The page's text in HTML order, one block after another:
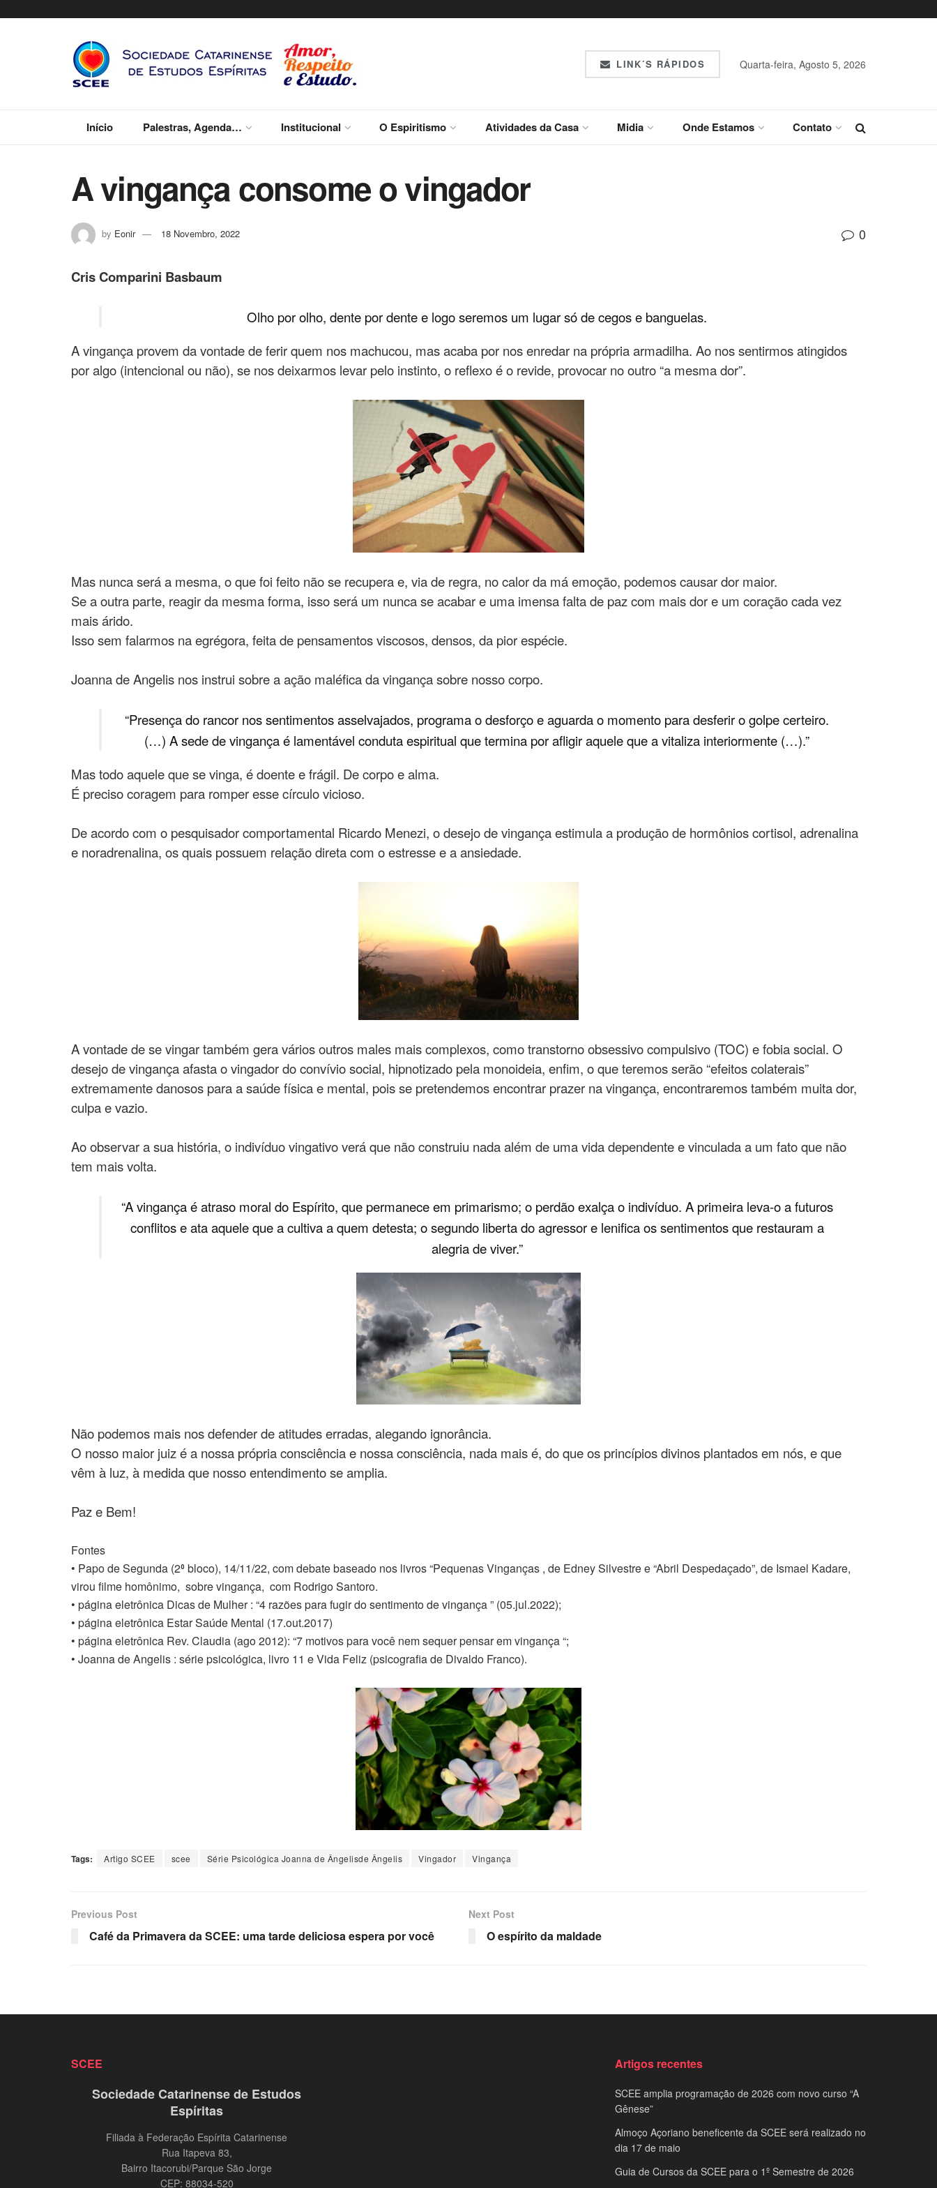
LINK´S RÁPIDOS Quarta-feira, Agosto 5, 2026
Início Palestras, Agenda… Institucional O Espiritismo Atividades da Casa Midia Onde Estamos Contato
A vingança consome o vingador
by Eonir 18 Novembro, 2022 0
Cris Comparini Basbaum
Olho por olho, dente por dente e logo seremos um lugar só de cegos e banguelas.
A vingança provem da vontade de ferir quem nos machucou, mas acaba por nos enredar na própria armadilha. Ao nos sentirmos atingidos
por algo (intencional ou não), se nos deixarmos levar pelo instinto, o reflexo é o revide, provocar no outro “a mesma dor”.
Mas nunca será a mesma, o que foi feito não se recupera e, via de regra, no calor da má emoção, podemos causar dor maior.
Se a outra parte, reagir da mesma forma, isso será um nunca se acabar e uma imensa falta de paz com mais dor e um coração cada vez
mais árido.
Isso sem falarmos na egrégora, feita de pensamentos viscosos, densos, da pior espécie.
Joanna de Angelis nos instrui sobre a ação maléfica da vingança sobre nosso corpo.
“Presença do rancor nos sentimentos asselvajados, programa o desforço e aguarda o momento para desferir o golpe certeiro.
(…) A sede de vingança é lamentável conduta espiritual que termina por afligir aquele que a vitaliza interiormente (…).”
Mas todo aquele que se vinga, é doente e frágil. De corpo e alma.
É preciso coragem para romper esse círculo vicioso.
De acordo com o pesquisador comportamental Ricardo Menezi, o desejo de vingança estimula a produção de hormônios cortisol, adrenalina
e noradrenalina, os quais possuem relação direta com o estresse e a ansiedade.
A vontade de se vingar também gera vários outros males mais complexos, como transtorno obsessivo compulsivo (TOC) e fobia social. O
desejo de vingança afasta o vingador do convívio social, hipnotizado pela monoideia, enfim, o que teremos serão “efeitos colaterais”
extremamente danosos para a saúde física e mental, pois se pretendemos encontrar prazer na vingança, encontraremos também muita dor,
culpa e vazio.
Ao observar a sua história, o indivíduo vingativo verá que não construiu nada além de uma vida dependente e vinculada a um fato que não
tem mais volta.
“A vingança é atraso moral do Espírito, que permanece em primarismo; o perdão exalça o indivíduo. A primeira leva-o a futuros
conflitos e ata aquele que a cultiva a quem detesta; o segundo liberta do agressor e lenifica os sentimentos que restauram a
alegria de viver.”
Não podemos mais nos defender de atitudes erradas, alegando ignorância.
O nosso maior juiz é a nossa própria consciência e nossa consciência, nada mais é, do que os princípios divinos plantados em nós, e que
vêm à luz, à medida que nosso entendimento se amplia.
Paz e Bem!
Fontes
• Papo de Segunda (2⁰ bloco), 14/11/22, com debate baseado nos livros “Pequenas Vinganças , de Edney Silvestre e “Abril Despedaçado”, de Ismael Kadare,
virou filme homônimo, sobre vingança, com Rodrigo Santoro.
• página eletrônica Dicas de Mulher : “4 razões para fugir do sentimento de vingança ” (05.jul.2022);
• página eletrônica Estar Saúde Mental (17.out.2017)
• página eletrônica Rev. Claudia (ago 2012): “7 motivos para você nem sequer pensar em vingança “;
• Joanna de Angelis : série psicológica, livro 11 e Vida Feliz (psicografia de Divaldo Franco).
Tags: Artigo SCEE scee Série Psicológica Joanna de Ângelisde Ângelis Vingador Vingança
Previous Post
Café da Primavera da SCEE: uma tarde deliciosa espera por você
Next Post
O espírito da maldade
SCEE
Sociedade Catarinense de Estudos
Espíritas
Filiada à Federação Espírita Catarinense
Rua Itapeva 83,
Bairro Itacorubi/Parque São Jorge
CEP: 88034-520
Artigos recentes
SCEE amplia programação de 2026 com novo curso “A
Gênese”
Almoço Açoriano beneficente da SCEE será realizado no
dia 17 de maio
Guia de Cursos da SCEE para o 1º Semestre de 2026